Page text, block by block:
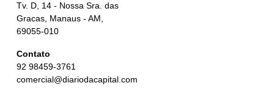
Tv. D, 14 - Nossa Sra. das
Gracas, Manaus - AM,
69055-010
Contato
92 98459-3761
comercial@diariodacapital.com